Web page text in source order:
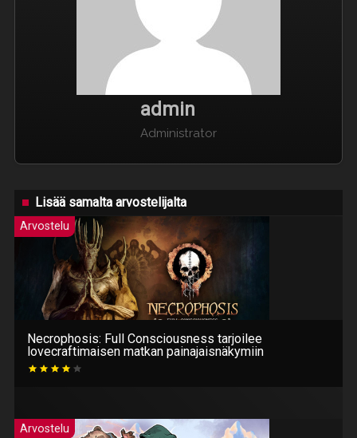
admin
Administrator
Lisää samalta arvostelijalta
Arvostelu
Necrophosis: Full Consciousness tarjoilee
lovecraftimaisen matkan painajaisnäkymiin
Arvostelu